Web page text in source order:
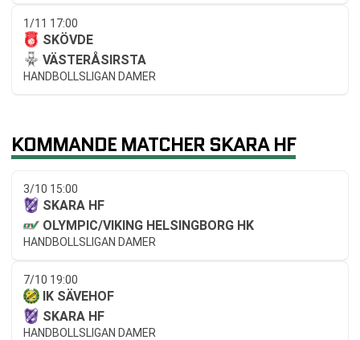
1/11 17:00
SKÖVDE
VÄSTERÅSIRSTA
HANDBOLLSLIGAN DAMER
KOMMANDE MATCHER SKARA HF
3/10 15:00
SKARA HF
OLYMPIC/VIKING HELSINGBORG HK
HANDBOLLSLIGAN DAMER
7/10 19:00
IK SÄVEHOF
SKARA HF
HANDBOLLSLIGAN DAMER